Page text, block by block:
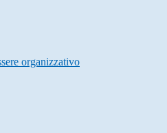
organizzativo